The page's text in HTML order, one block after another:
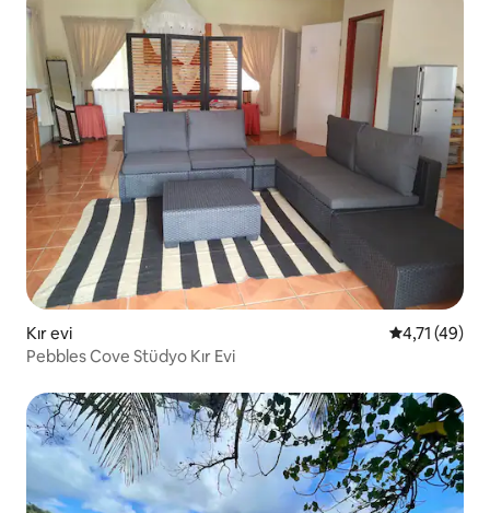
Kır evi 5 üzerinden
4,71 (49)
Pebbles Cove Stüdyo Kır Evi